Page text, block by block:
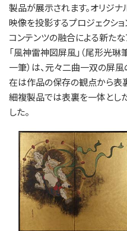
製品が展示されます。オリジ
映像を投影するプロジェクショ
コンテンツの融合による新たな
「風神雷神図屏風」（尾形光琳
一筆）は、元々二曲一双の屏
在は作品の保存の観点から表
細複製品では表裏を一体とし
した。